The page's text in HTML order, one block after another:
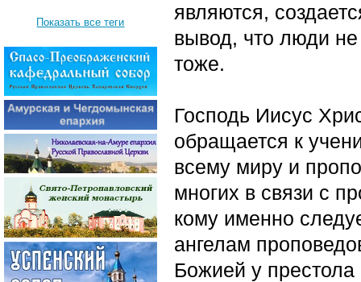
являются,
вывод, что люди не
тоже.
Господь Иисус
обращается к
всему миру и
многих в связи с
кому именно
ангелам
Божией у
Показать все теги